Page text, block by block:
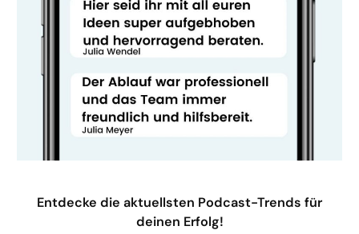
Entdecke die aktuellsten Podcast-Trends für
deinen Erfolg!